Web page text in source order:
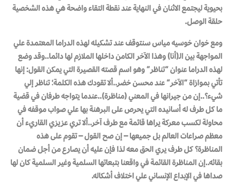
بحيوية ليجتمع الاثنان في النهاية عند نقطة التقاء واضحة هي هذه الشخصية
حلقة الوصل.
ومع خوان خوسيه مياس سنتوقف عند تشكيله لهذه الدراما المعتمدة علي
المواجهة بين الـ(أنا) وهذا الآخر الكامن داخلها الملازم لها دائما..وقد وضع
لهذه الدراما عنوان“تناظر” وهو اسم قصته القصيرة التي يمكن القول: إنها
تأتي بموازاة “الآخر” عند محسن خضر..ألا تقودك هذه الكلمة؛ تناظر إلي
شيء؟..إن من جيرانها في المعني (مناظرة)..عندما يتواجه طرفان في قضية
ما كل طرف له أسانيده التي يحرص على البرهنة بها علي صواب موقفه في
محاولة لكسب معركة يراها قائمة مع طرف آخر..ألا تري عزيزي القاريء أن
معظم صراعات العالم بل جميعها – إن صح القول – تقوم على هذه
المناظرة؟ كل طرف يري الحق معه لذا فإن عليه أن يصارع من أجل ضمان
بقائه..إن المناظرة القائمة في واقعنا بتبعاتها السلمية وغير السلمية كان لها
صداها في الإبداع الإنساني علي اختلاف أشكاله.